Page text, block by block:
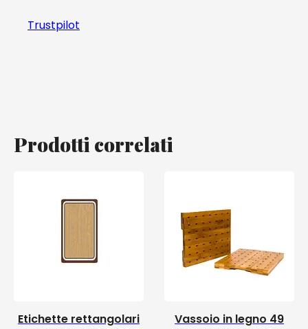
Trustpilot
Prodotti correlati
Etichette rettangolari
Vassoio in legno 49